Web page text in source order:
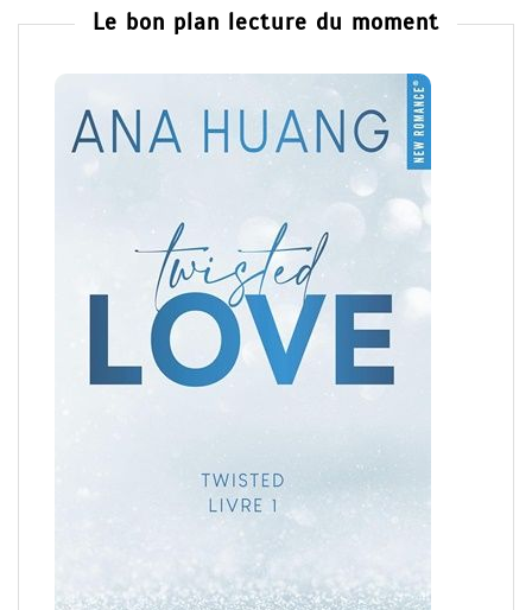
Le bon plan lecture du moment